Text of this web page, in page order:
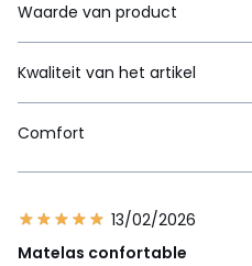
Waarde van product
Kwaliteit van het artikel
Comfort
13/02/2026
Matelas confortable